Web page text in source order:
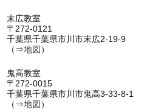
末広教室
〒272-0121
千葉県千葉県市川市末広2-19-9
（⇒地図 ）
鬼高教室
〒272-0015
千葉県千葉県市川市鬼高3-33-8-1
（⇒地図 ）